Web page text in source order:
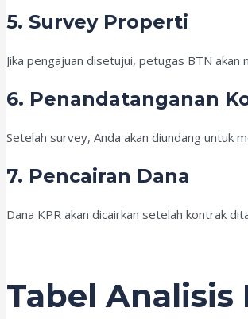
5. Survey Properti
Jika pengajuan disetujui, petugas BTN
6. Penandatanganan
Setelah survey, Anda akan diundang untuk
7. Pencairan Dana
Dana KPR akan dicairkan setelah kontrak
Tabel Analisis